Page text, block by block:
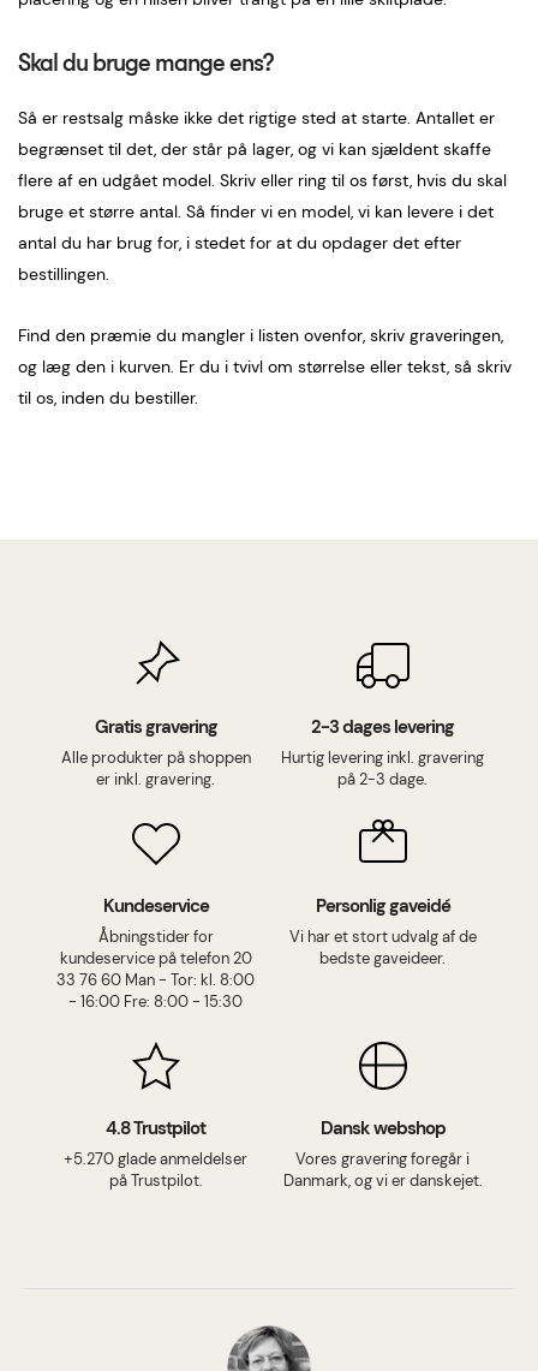
Skal du bruge mange ens?
Så er restsalg måske ikke det rigtige sted at starte. Antallet er
begrænset til det, der står på lager, og vi kan sjældent skaffe
flere af en udgået model. Skriv eller ring til os først, hvis du skal
bruge et større antal. Så finder vi en model, vi kan levere i det
antal du har brug for, i stedet for at du opdager det efter
bestillingen.
Find den præmie du mangler i listen ovenfor, skriv graveringen,
og læg den i kurven. Er du i tvivl om størrelse eller tekst, så skriv
til os, inden du bestiller.
Gratis gravering
Alle produkter på shoppen
er inkl. gravering.
2-3 dages levering
Hurtig levering inkl. gravering
på 2-3 dage.
Kundeservice
Åbningstider for
kundeservice på telefon 20
33 76 60 Man - Tor: kl. 8:00
- 16:00 Fre: 8:00 - 15:30
Personlig gaveidé
Vi har et stort udvalg af de
bedste gaveideer.
4.8 Trustpilot
+5.270 glade anmeldelser
på Trustpilot.
Dansk webshop
Vores gravering foregår i
Danmark, og vi er danskejet.